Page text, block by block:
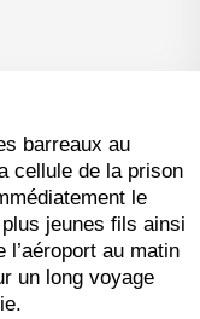
barreaux au
cellule de la prison
le
jeunes fils ainsi
au matin
un long voyage